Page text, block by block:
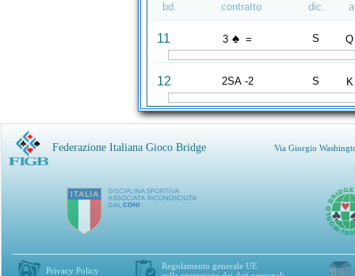
bd. contratto dic.
11 3 ♠ = S Q
12 2SA -2 S K
Federazione Italiana Gioco Bridge Via Giorgio
Privacy Policy
Regolamento generale UE